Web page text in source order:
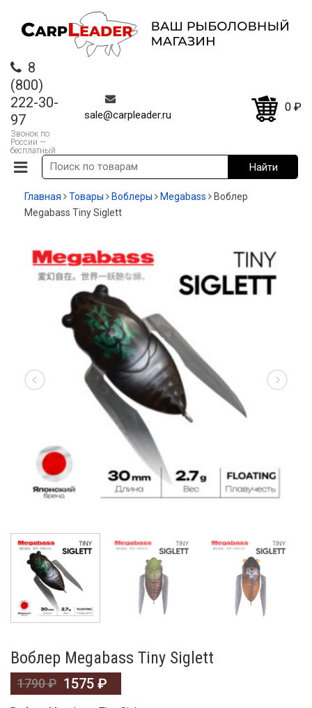
8
(800)
222-30-
97
Звонок по
России —
бесплатный
sale@carpleader.ru
0 ₽
Главная Товары Воблеры Megabass
Воблер
Megabass Tiny Siglett
-12%
Воблер Megabass Tiny Siglett
1790₽ 1575 ₽